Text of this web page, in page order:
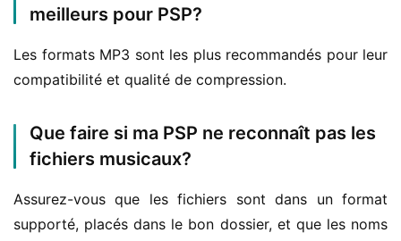
meilleurs pour PSP?
Les formats MP3 sont les plus recommandés pour leur
compatibilité et qualité de compression.
Que faire si ma PSP ne reconnaît pas les
fichiers musicaux?
Assurez-vous que les fichiers sont dans un format
supporté, placés dans le bon dossier, et que les noms